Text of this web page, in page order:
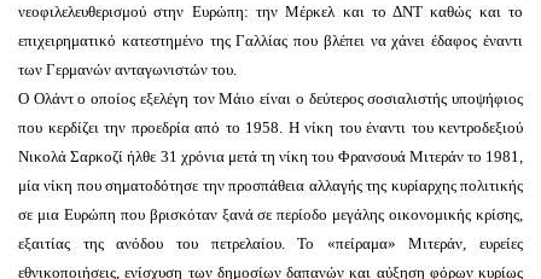
νεοφιλελευθερισμού στην Ευρώπη: την Μέρκελ και το ΔΝΤ καθώς και το
επιχειρηματικό κατεστημένο της Γαλλίας που βλέπει να χάνει έδαφος έναντι
των Γερμανών ανταγωνιστών του.
Ο Ολάντ ο οποίος εξελέγη τον Μάιο είναι ο δεύτερος σοσιαλιστής υποψήφιος
που κερδίζει την προεδρία από το 1958. Η νίκη του έναντι του κεντροδεξιού
Νικολά Σαρκοζί ήλθε 31 χρόνια μετά τη νίκη του Φρανσουά Μιτεράν το 1981,
μία νίκη που σηματοδότησε την προσπάθεια αλλαγής της κυρίαρχης πολιτικής
σε μια Ευρώπη που βρισκόταν ξανά σε περίοδο μεγάλης οικονομικής κρίσης,
εξαιτίας της ανόδου του πετρελαίου. Το «πείραμα» Μιτεράν, ευρείες
εθνικοποιήσεις, ενίσχυση των δημοσίων δαπανών και αύξηση φόρων κυρίως